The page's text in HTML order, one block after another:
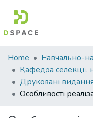
Communities
&
Collections
Home